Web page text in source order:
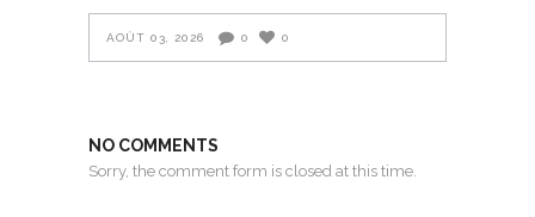
AOÛT 03, 2026 0 0
NO COMMENTS
Sorry, the comment form is closed at this time.